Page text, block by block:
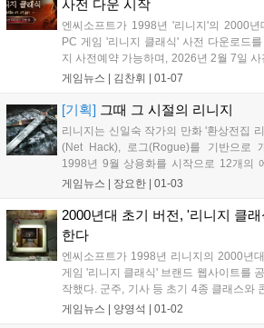
사전 다운 시작
엔씨소프트가 1998년 '리니지'의 2000
PC 게임 '리니지 클래식' 사전 다운로드
지 사전예약 가능하며, 2026년 2월 7일
일 월정액 서비스가 시작된다....
게임뉴스 | 김찬휘 01-07
[기획] 그때 그 시절의 리니지
리니지는 신일숙 작가의 만화 '환상전집
(Net Hack), 로그(Rogue)를 기반으로
1998년 9월 상용화를 시작으로 12개의
피의 맹세(The Blood Pledge)를 선보였으
그렸다. 이는 곧 '혈맹'을 뜻하며 리니지
자리 잡는다....
게임뉴스 | 장요한 01-03
2000년대 초기 버전, '리니지 클
한다
엔씨소프트가 1998년 리니지의 2000년
게임 '리니지 클래식' 브랜드 웹사이트를
작했다. 군주, 기사 등 초기 4종 클래스와
7일 사전 다운로드, 2월 7일 무료 서비스,
게임뉴스 | 양영석 01-02